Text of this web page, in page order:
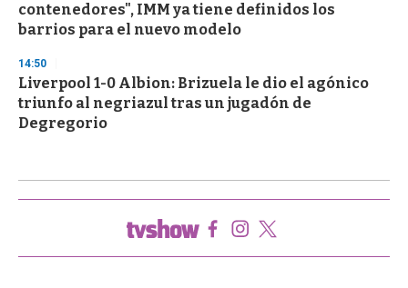
contenedores", IMM ya tiene definidos los
barrios para el nuevo modelo
14:50
Liverpool 1-0 Albion: Brizuela le dio el agónico
triunfo al negriazul tras un jugadón de
Degregorio